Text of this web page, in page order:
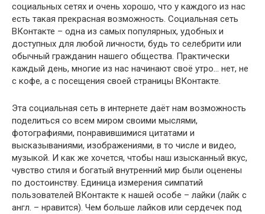
социальных сетях и очень хорошо, что у каждого из нас
есть такая прекрасная возможность. Социальная сеть
ВКонтакте – одна из самых популярных, удобных и
доступных для любой личности, будь то селебрити или
обычный гражданин нашего общества. Практически
каждый день, многие из нас начинают своё утро… нет, не
с кофе, а с посещения своей страницы ВКонтакте.
Эта социальная сеть в интернете даёт нам возможность
поделиться со всем миром своими мыслями,
фотографиями, понравившимися цитатами и
высказываниями, изображениями, в то числе и видео,
музыкой. И как же хочется, чтобы наш изысканный вкус,
чувство стиля и богатый внутренний мир были оценены
по достоинству. Единица измерения симпатий
пользователей ВКонтакте к нашей особе – лайки (лайк с
англ. – нравится). Чем больше лайков или сердечек под